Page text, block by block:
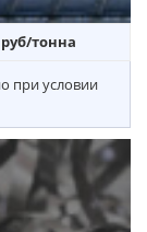
руб/тонна
при условии